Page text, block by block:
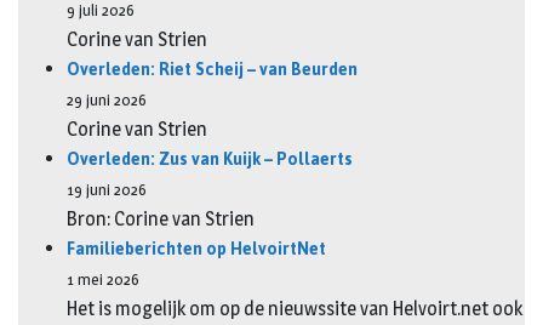
9 juli 2026
Corine van Strien
Overleden: Riet Scheij – van Beurden
29 juni 2026
Corine van Strien
Overleden: Zus van Kuijk – Pollaerts
19 juni 2026
Bron: Corine van Strien
Familieberichten op HelvoirtNet
1 mei 2026
Het is mogelijk om op de nieuwssite van Helvoirt.net ook